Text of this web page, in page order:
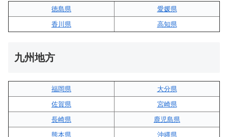
徳島県
愛媛県
香川県
高知県
九州地方
福岡県
大分県
佐賀県
宮崎県
長崎県
鹿児島県
熊本県
沖縄県